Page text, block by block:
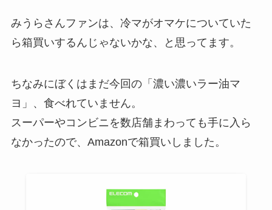
みうらさんファンは、冷マがオマケについていた
ら箱買いするんじゃないかな、と思ってます。
ちなみにぼくはまだ今回の「濃い濃いラー油マ
ヨ」、食べれていません。
スーパーやコンビニを数店舗まわっても手に入ら
なかったので、Amazonで箱買いしました。